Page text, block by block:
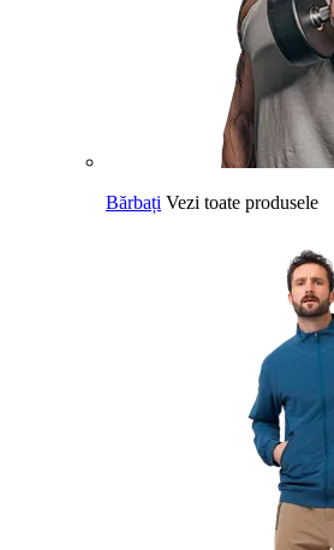
Bărbați Vezi toate produsele